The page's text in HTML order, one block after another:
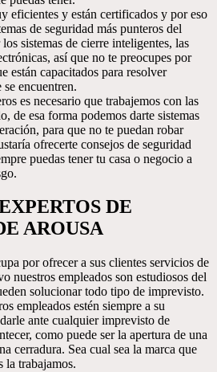
eficientes y están certificados y por eso
de seguridad más punteros del
sistemas de cierre inteligentes, las
así que no te preocupes por
están capacitados para resolver
encuentren.
es necesario que trabajemos con las
de esa forma podemos darte sistemas
para que no te puedan robar
ofrecerte consejos de seguridad
puedas tener tu casa o negocio a
DE
AROUSA
por ofrecer a sus clientes servicios de
nuestros empleados son estudiosos del
solucionar todo tipo de imprevisto.
empleados estén siempre a su
ante cualquier imprevisto de
como puede ser la apertura de una
cerradura. Sea cual sea la marca que
la trabajamos.